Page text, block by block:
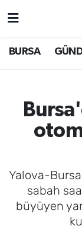
BURSA
Yalova-
sabah
büyüyen
ÖZEL
MAGAZİN
BİLİM
Hava
TFF 2.Lig
Tüm
Haber